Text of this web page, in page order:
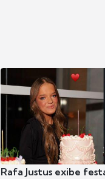
Rafa Justus exibe